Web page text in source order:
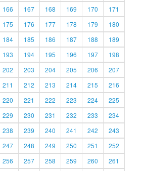
166 167 168 169 170
171
175 176 177 178 179
180
184 185 186 187 188
189
193 194 195 196 197
198
202 203 204 205 206
207
211 212 213 214 215
216
220 221 222 223 224
225
229 230 231 232 233
234
238 239 240 241 242
243
247 248 249 250 251
252
256 257 258 259 260 261